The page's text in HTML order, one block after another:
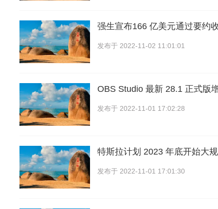
强生宣布166 亿美元通过要约
发布于 2022-11-02 11:01:01
OBS Studio 最新 28.1 正式版
发布于 2022-11-01 17:02:28
特斯拉计划 2023 年底开始大
发布于 2022-11-01 17:01:30